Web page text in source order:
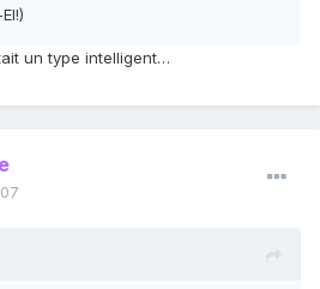
un type intelligent…